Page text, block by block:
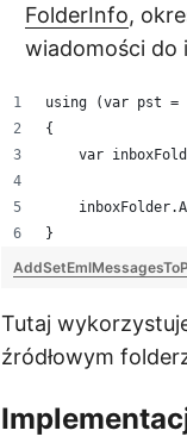
FolderInfo,
wiadomości do
using (var pst =
{
var
}
Tutaj
źródłowym